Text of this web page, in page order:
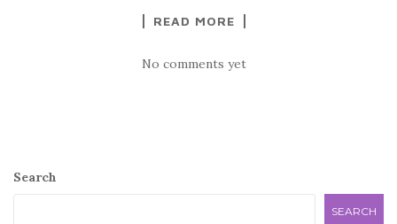
READ MORE
No comments yet
Search
SEARCH